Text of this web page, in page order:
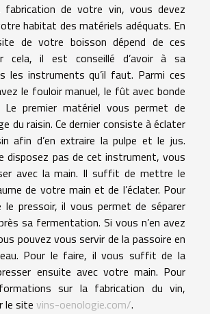
fabrication de votre vin, vous devez
habitat des matériels adéquats. En
de votre boisson dépend de ces
cela, il est conseillé d’avoir à sa
les instruments qu’il faut. Parmi ces
le fouloir manuel, le fût avec bonde
premier matériel vous permet de
du raisin. Ce dernier consiste à éclater
afin d’en extraire la pulpe et le jus.
disposez pas de cet instrument, vous
avec la main. Il suffit de mettre le
de votre main et de l’éclater. Pour
le pressoir, il vous permet de séparer
sa fermentation. Si vous n’en avez
pouvez vous servir de la passoire en
Pour le faire, il vous suffit de la
ensuite avec votre main. Pour
sur la fabrication du vin,
le site vins-oenologie.com/.